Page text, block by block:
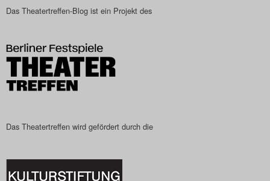
Das Theatertreffen-Blog ist ein Projekt des
Das Theatertreffen wird gefördert durch die